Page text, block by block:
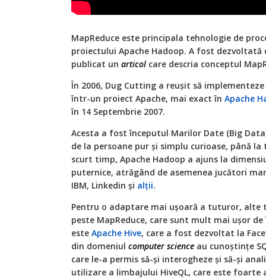
MapReduce este principala tehnologie de
proiectului Apache Hadoop. A fost dezvoltată
publicat un articol care descria conceptul
În 2006, Dug Cutting a reușit să
într-un proiect Apache, mai exact în Apache
în 14 Septembrie 2007.
Acesta a fost începutul Marilor Date (Big
de la persoane pur și simplu curioase, până
scurt timp, Apache Hadoop a ajuns la
puternice, atrăgând de asemenea jucători
IBM, Linkedin și alții.
Pentru o adaptare mai ușoară a tuturor,
peste MapReduce, care sunt mult mai ușor
este Apache Hive, care a fost dezvoltat la
din domeniul computer science au cunoștințe
care le-a permis să-și interogheze și să-și
utilizare a limbajului HiveQL, care este foarte